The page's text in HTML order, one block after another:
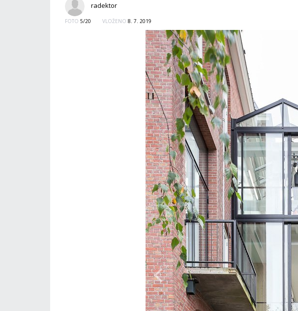
radektor
FOTO 5/20 VLOŽENO 8. 7. 2019